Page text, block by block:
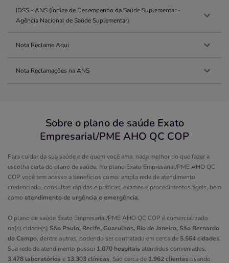
IDSS - ANS (Índice de Desempenho da Saúde Suplementar -
Agência Nacional de Saúde Suplementar)
Nota Reclame Aqui
Nota Reclamações na ANS
Sobre o plano de saúde Exato
Empresarial/PME AHO QC COP
Para cuidar da sua saúde e de quem você ama, nada melhor do que fazer a
escolha certa do plano de saúde. No plano Exato Empresarial/PME AHO QC
COP você tem acesso a benefícios como: ampla rede de atendimento
credenciado, consultas rápidas e práticas, exames e procedimentos ágeis, bem
como atendimento de urgência e emergência.
O plano de saúde Exato Empresarial/PME AHO QC COP é comercializado
na(s) cidade(s) São Paulo, Recife, Guarulhos, Rio de Janeiro, São Bernardo
do Campo, dentre outras, podendo ser contratado em cerca de 5.564 cidades.
Sua rede de atendimento possui 1.070 hospitais atendidos conveniados,
3.478 laboratóriose 13.303 clínicas. São cerca de 1.962 clientes usando